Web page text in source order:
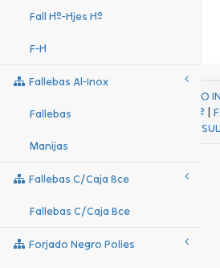
Fall Hº-Hjes Hº
F-H
Fallebas Al-Inox
Fallebas
Manijas
Fallebas C/caja Bce
Fallebas C/caja Bce
Forjado Negro Polies
ACERO
FALL Hº-HJES Hº |